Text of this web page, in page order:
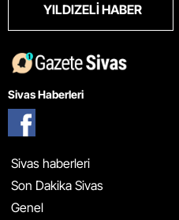
YILDIZELI HABER
Sivas Haberleri
Sivas haberleri
Son Dakika Sivas
Genel